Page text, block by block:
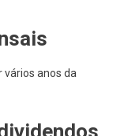
anos da